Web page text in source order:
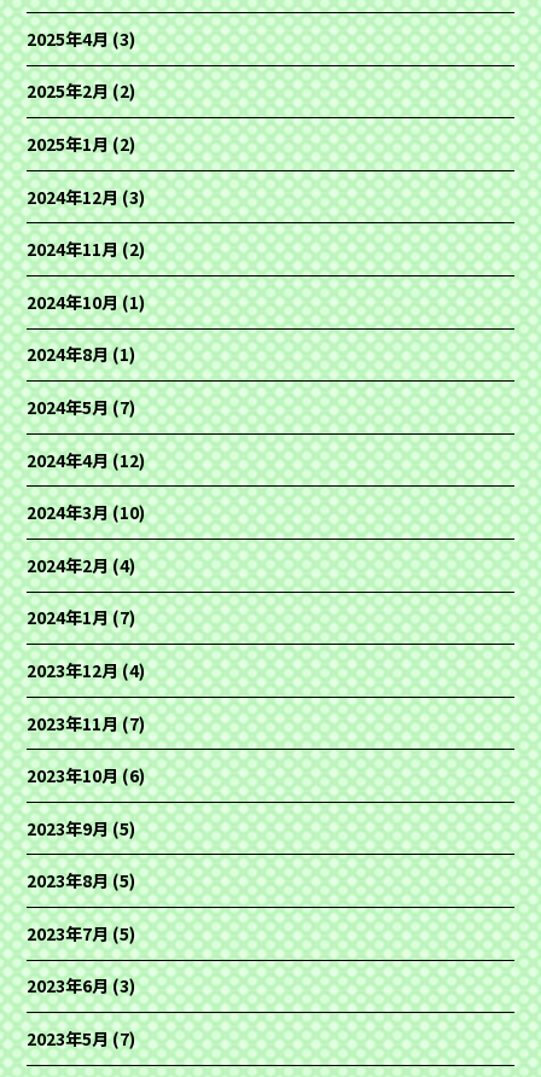
2025年4月(3)
2025年2月(2)
2025年1月(2)
2024年12月(3)
2024年11月(2)
2024年10月(1)
2024年8月(1)
2024年5月(7)
2024年4月(12)
2024年3月(10)
2024年2月(4)
2024年1月(7)
2023年12月(4)
2023年11月(7)
2023年10月(6)
2023年9月(5)
2023年8月(5)
2023年7月(5)
2023年6月(3)
2023年5月(7)